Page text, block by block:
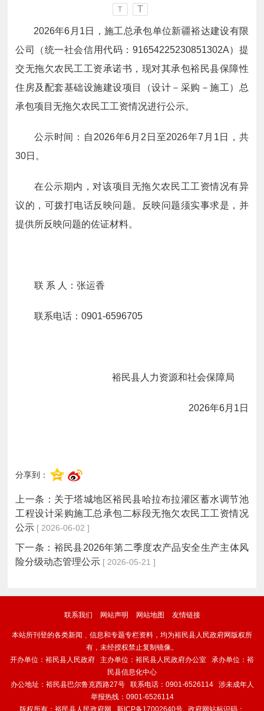
T T
2026年6月1日，施工总承包单位新疆裕达建设有限
公司（统一社会信用代码：91654225230851302A）提
交无拖欠农民工工资承诺书，现对其承包裕民县保障性
住房及配套基础设施建设项目（设计－采购－施工）总
承包项目无拖欠农民工工资情况进行公示。
公示时间：自 2026年6 月 2 日至2026年7月1 日，共
30日。
在公示期内，对该项目无拖欠农民工工资情况有异
议的，可拨打电话反映问题。反映问题须实事求是，并
提供所反映问题的佐证材料。
联 系 人：张运香
联系电话：0901-6596705
裕民县人力资源和社会保障局
2026年6月1日
分享到：
上一条： 关于塔城地区裕民县哈拉布拉灌区蓄水调节池
工程设计采购施工总承包二标段无拖欠农民工工资情况
公示 [ 2026-06-02 ]
下一条： 裕民县2026年第二季度农产品安全生产主体风
险分级动态管理公示 [ 2026-05-21 ]
联系我们 网站声明 网站地图 友情链接
本站所刊登的各类新闻﹑信息和专题专栏资料，均为裕民县人民政府网版权所
有，未经授权禁止复制镜像。
开办单位：裕民县人民政府 主办单位：裕民县人民政府办公室 承办单位：裕
民县信息化中心
办公地址：裕民县巴尔鲁克西路27号 联系电话：0901-6526114 涉未成年人
举报热线：0901-6526114
版权所有：裕民县人民政府网 新ICP备17002640号 政府网站标识码：